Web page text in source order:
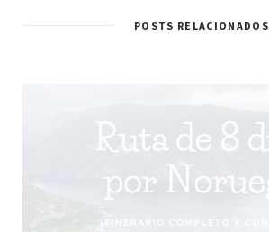
o
o
r
r
POSTS RELACIONADOS